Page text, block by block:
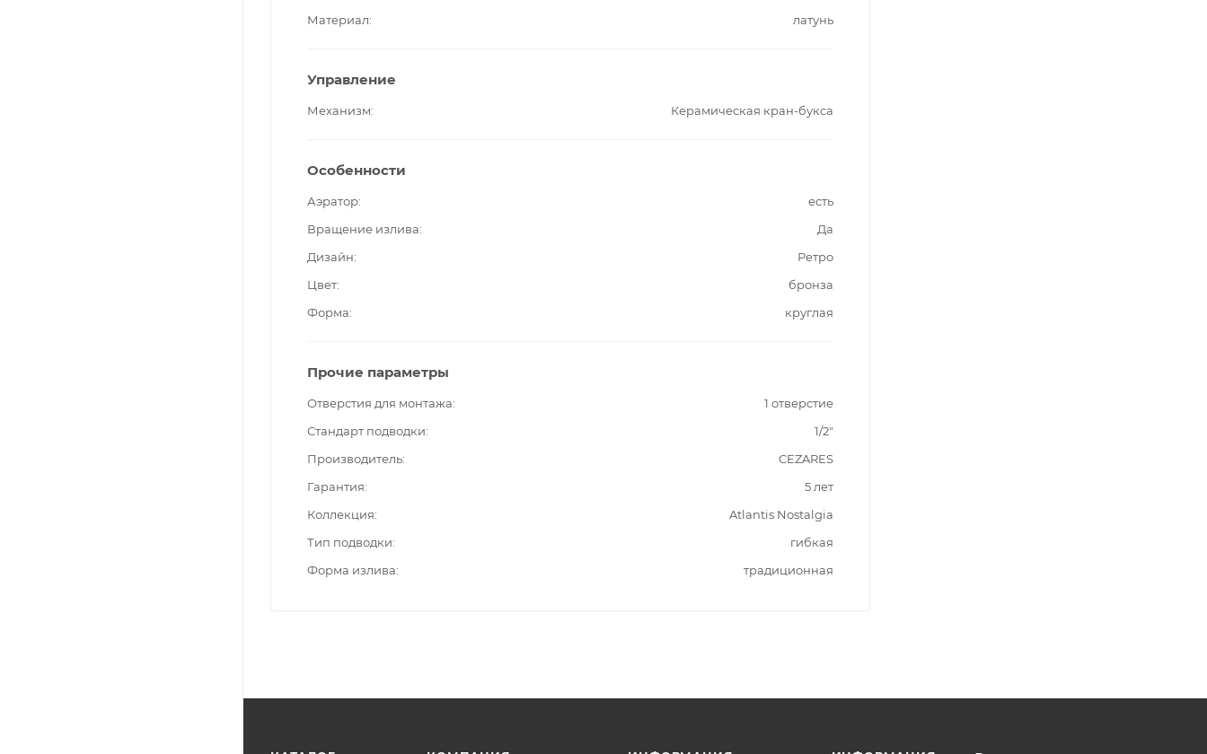
Материал
латунь
Управление
Механизм Керамическая кран-букса
Особенности
Аэратор
есть
Вращение излива
Да
Дизайн
Ретро
Цвет
бронза
Форма
круглая
Прочие параметры
Отверстия для монтажа
1 отверстие
Стандарт подводки
1/2"
Производитель
CEZARES
Гарантия
5 лет
Коллекция
Atlantis Nostalgia
Тип подводки
гибкая
Форма излива
традиционная